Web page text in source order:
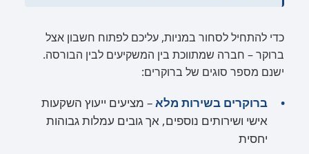
כדי להתחיל לסחור במניות, עליכם לפתוח חשבון אצל
ברוקר – חברה שמתווכת בין המשקיעים לבין הבורסה.
ישנם מספר סוגים של ברוקרים:
ברוקרים בשירות מלא– מציעים ייעוץ השקעות
אישי ושירותים נוספים, אך גובים עמלות גבוהות
יחסית